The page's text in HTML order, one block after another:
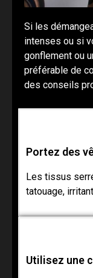
Si les
intenses ou si
gonflement ou
préférable de
des conseils
Portez des
Les tissus
tatouage,
Utilisez une